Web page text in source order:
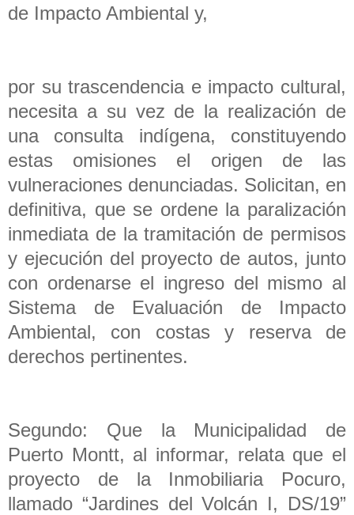
de Impacto Ambiental y,
por su trascendencia e impacto cultural,
necesita a su vez de la realización de
una consulta indígena, constituyendo
estas omisiones el origen de las
vulneraciones denunciadas. Solicitan, en
definitiva, que se ordene la paralización
inmediata de la tramitación de permisos
y ejecución del proyecto de autos, junto
con ordenarse el ingreso del mismo al
Sistema de Evaluación de Impacto
Ambiental, con costas y reserva de
derechos pertinentes.
Segundo: Que la Municipalidad de
Puerto Montt, al informar, relata que el
proyecto de la Inmobiliaria Pocuro,
llamado “Jardines del Volcán I, DS/19”